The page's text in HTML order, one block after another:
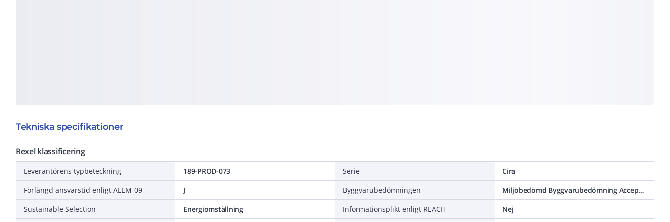
Tekniska specifikationer
Rexel klassificering
Leverantörens typbeteckning
189-PROD-073
Förlängd ansvarstid enligt ALEM-09
J
Sustainable Selection
Energiomställning
Serie
Cira
Byggvarubedömningen
Miljöbedömd Byggvarubedömning Accepteras
Informationsplikt enligt REACH
Nej